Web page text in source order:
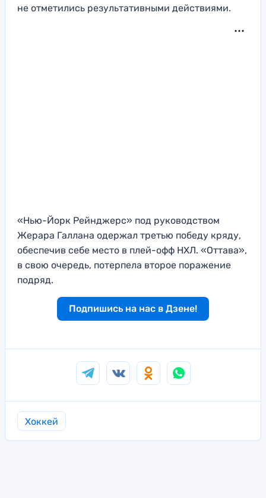
не отметились результативными действиями.
«Нью-Йорк Рейнджерс» под руководством
Жерара Галлана одержал третью победу кряду,
обеспечив себе место в плей-офф НХЛ. «Оттава»,
в свою очередь, потерпела второе поражение
подряд.
Подпишись на нас в Дзене!
Хоккей